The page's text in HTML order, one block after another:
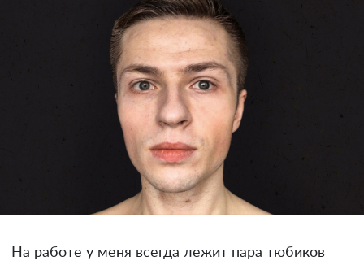
На работе у меня всегда лежит пара тюбиков